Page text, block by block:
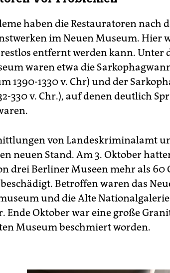
haben die Restauratoren nach
im Neuen Museum. Hier
entfernt werden kann. Unter
waren etwa die
1390-1330 v. Chr) und der
330 v. Chr.), auf denen deutlich
von Landeskriminalamt
neuen Stand. Am 3. Oktober
drei Berliner Museen mehr als 60
Betroffen waren das
und die Alte
Ende Oktober war eine große
Museum beschmiert worden.